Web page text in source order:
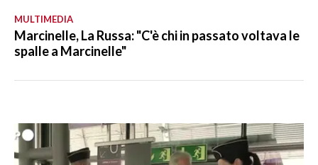
MULTIMEDIA
Marcinelle, La Russa: "C'è chi in passato voltava le
spalle a Marcinelle"